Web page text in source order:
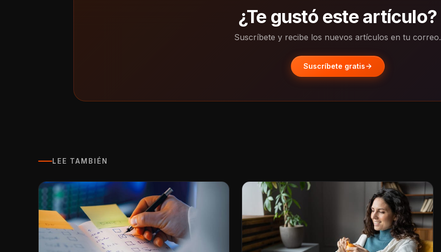
¿Te gustó este artículo?
Suscríbete y recibe los nuevos artículos en tu correo.
Suscríbete gratis
LEE TAMBIÉN